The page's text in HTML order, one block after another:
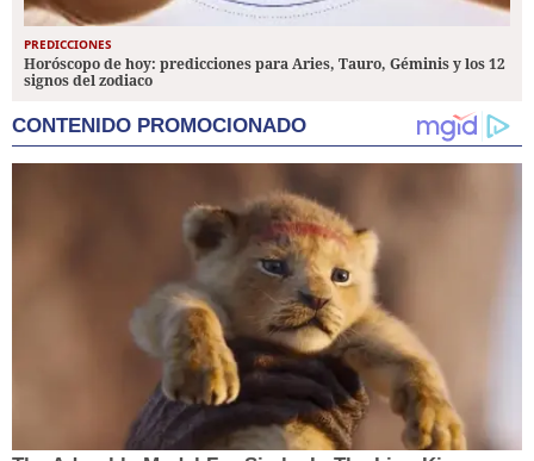
PREDICCIONES
Horóscopo de hoy: predicciones para Aries, Tauro, Géminis y los 12
signos del zodiaco
CONTENIDO PROMOCIONADO